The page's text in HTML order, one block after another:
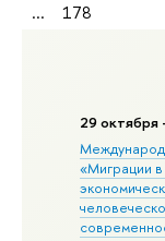
29 октября
«Миграции
...
178